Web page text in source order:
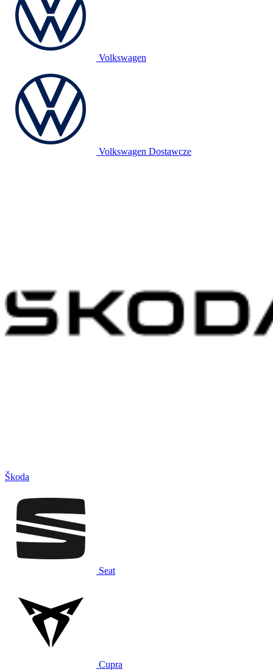
Volkswagen
Volkswagen Dostawcze
Škoda
Seat
Cupra